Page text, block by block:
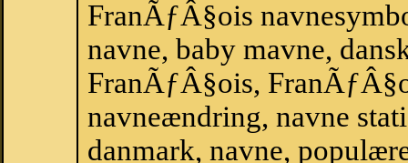
FranÃƒÂ§ois
navne, baby mavne,
FranÃƒÂ§ois,
navneændring, navne
danmark, navne,